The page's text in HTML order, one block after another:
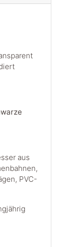
aus
PVC-